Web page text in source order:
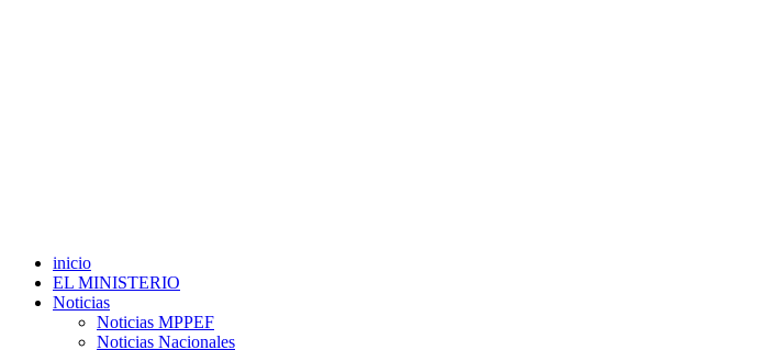
inicio
EL MINISTERIO
Noticias
Noticias MPPEF
Noticias Nacionales